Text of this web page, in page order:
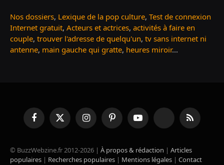
Nos dossiers, Lexique de la pop culture, Test de connexion
Internet gratuit, Acteurs et actrices, activités à faire en
couple, trouver l'adresse de quelqu'un, tv sans internet ni
antenne, main gauche qui gratte, heures miroir...
FacebookX
(Twitter)
InstagramPinterestYouTube TikTok RSS
© BuzzWebzine.fr 2012-2026 | À propos & rédaction | Articles
populaires | Recherches populaires | Mentions légales | Contact